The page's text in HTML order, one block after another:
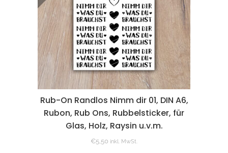
Rub-On Randlos Nimm dir 01, DIN A6,
Rubon, Rub Ons, Rubbelsticker, für
Glas, Holz, Raysin u.v.m.
€5,50 inkl. MwSt.